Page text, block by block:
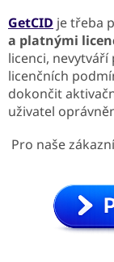
GetCID je třeba
a platnými
licenci,
licenčních
dokončit
uživatel
Pro naše